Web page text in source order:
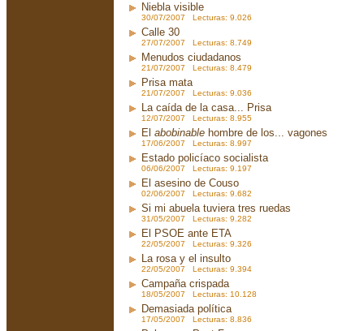
Niebla visible
30/07/2007 Lecturas: 9.026
Calle 30
27/07/2007 Lecturas: 8.749
Menudos ciudadanos
21/07/2007 Lecturas: 8.479
Prisa mata
21/07/2007 Lecturas: 9.036
La caída de la casa... Prisa
12/07/2007 Lecturas: 8.955
El abobinable hombre de los... vagones
17/06/2007 Lecturas: 8.997
Estado policíaco socialista
06/06/2007 Lecturas: 9.197
El asesino de Couso
02/06/2007 Lecturas: 9.682
Si mi abuela tuviera tres ruedas
31/05/2007 Lecturas: 9.282
El PSOE ante ETA
22/05/2007 Lecturas: 9.326
La rosa y el insulto
22/05/2007 Lecturas: 9.394
Campaña crispada
18/05/2007 Lecturas: 10.128
Demasiada política
17/05/2007 Lecturas: 8.836